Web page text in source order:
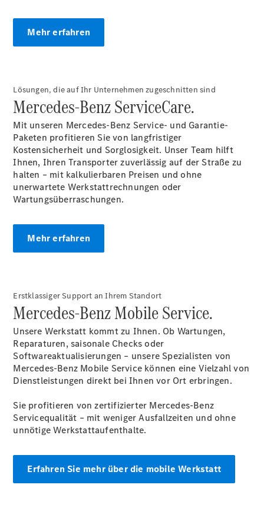
Kontaktformular
Mehr erfahren
Lösungen, die auf Ihr Unternehmen zugeschnitten sind
Mercedes-Benz ServiceCare.
Mit unseren Mercedes-Benz Service- und Garantie-
Paketen profitieren Sie von langfristiger
Kostensicherheit und Sorglosigkeit. Unser Team hilft
Ihnen, Ihren Transporter zuverlässig auf der Straße zu
halten – mit kalkulierbaren Preisen und ohne
unerwartete Werkstattrechnungen oder
Wartungsüberraschungen.
Mehr erfahren
Erstklassiger Support an Ihrem Standort
Mercedes-Benz Mobile Service.
Unsere Werkstatt kommt zu Ihnen. Ob Wartungen,
Reparaturen, saisonale Checks oder
Softwareaktualisierungen – unsere Spezialisten von
Mercedes-Benz Mobile Service können eine Vielzahl von
Dienstleistungen direkt bei Ihnen vor Ort erbringen.
Sie profitieren von zertifizierter Mercedes-Benz
Servicequalität – mit weniger Ausfallzeiten und ohne
unnötige Werkstattaufenthalte.
Erfahren Sie mehr über die mobile Werkstatt